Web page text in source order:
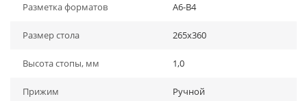
Разметка форматов А6-В4
Размер стола 265x360
Высота стопы, мм 1,0
Прижим Ручной